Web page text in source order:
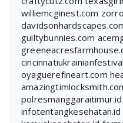
williemcginest.com
guiltybunnies.com
oyaguerefineart.com
polresmanggaraitimur.id
infotentangkesehatan.id